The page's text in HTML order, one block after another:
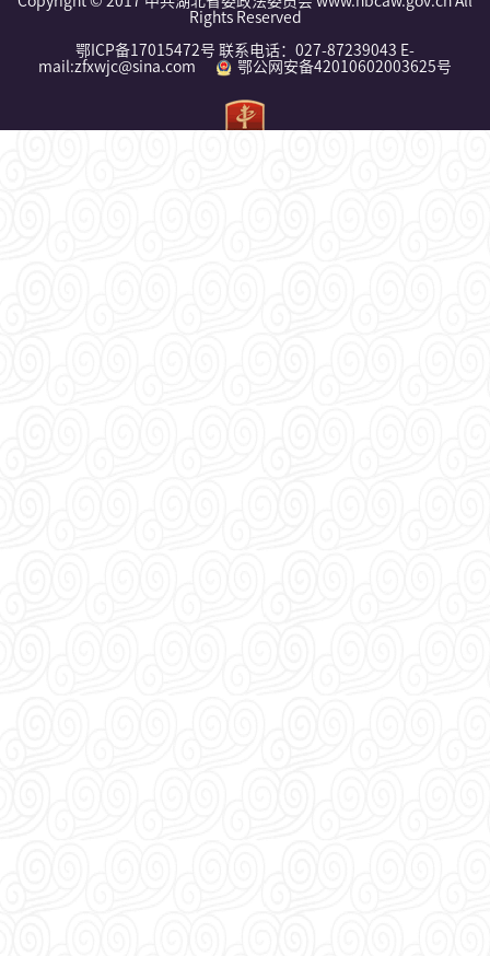
Rights Reserved
鄂ICP备17015472号 联系电话：027-87239043 E-
mail:zfxwjc@sina.com
鄂公网安备42010602003625号